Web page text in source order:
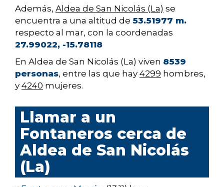
Además, Aldea de San Nicolás (La) se
encuentra a una altitud de 53.51977 m.
respecto al mar, con la coordenadas
27.99022, -15.78118
En Aldea de San Nicolás (La) viven 8539
personas, entre las que hay 4299 hombres,
y 4240 mujeres.
Llamar a un
Fontaneros cerca de
Aldea de San Nicolás
(La)